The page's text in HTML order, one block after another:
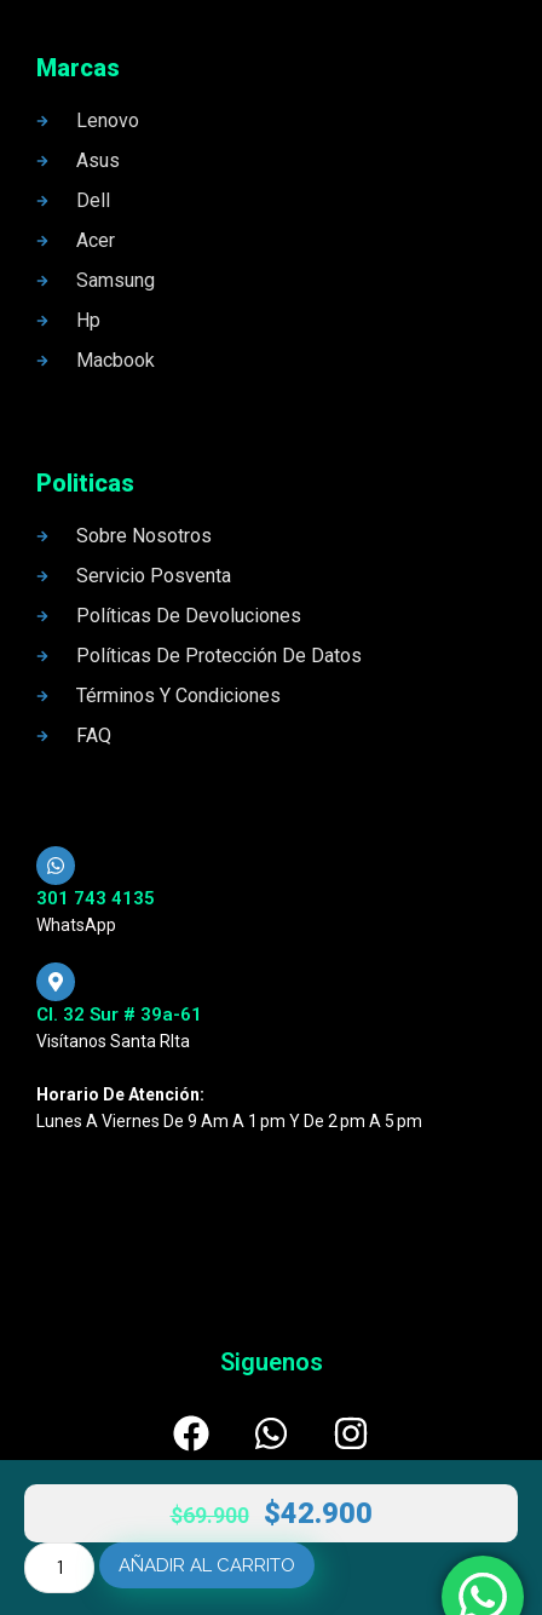
$69.900 $42.900
AÑADIR AL CARRITO
Marcas
Lenovo
Asus
Dell
Acer
Samsung
Hp
Macbook
Politicas
Sobre Nosotros
Servicio Posventa
Políticas De Devoluciones
Políticas De Protección De Datos
Términos Y Condiciones
FAQ
301 743 4135
WhatsApp
Cl. 32 Sur # 39a-61
Visítanos Santa RIta
Horario De Atención:
Lunes A Viernes De 9 Am A 1 Pm Y De 2 Pm A 5 Pm
Siguenos